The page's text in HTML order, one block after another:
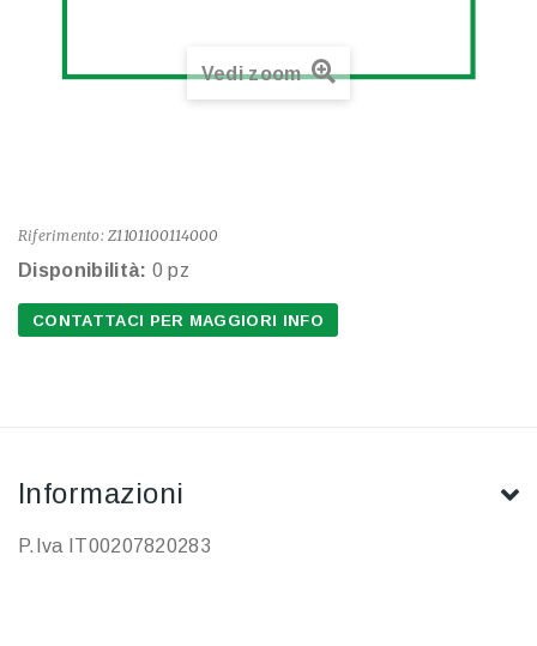
Vedi zoom
Riferimento: Z1101100114000
Disponibilità: 0 pz
CONTATTACI PER MAGGIORI INFO
Informazioni
P.Iva IT00207820283